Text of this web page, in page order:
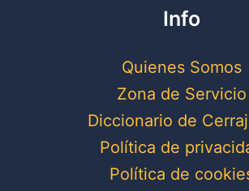
Info
Quienes Somos
Zona de Servicio
Diccionario de
Política de
Política de